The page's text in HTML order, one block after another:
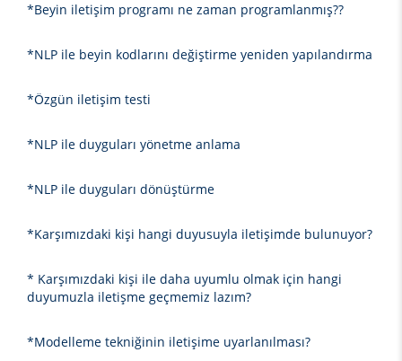
*Beyin iletişim programı ne zaman programlanmış??
*NLP ile beyin kodlarını değiştirme yeniden yapılandırma
*Özgün iletişim testi
*NLP ile duyguları yönetme anlama
*NLP ile duyguları dönüştürme
*Karşımızdaki kişi hangi duyusuyla iletişimde bulunuyor?
* Karşımızdaki kişi ile daha uyumlu olmak için hangi
duyumuzla iletişme geçmemiz lazım?
*Modelleme tekniğinin iletişime uyarlanılması?